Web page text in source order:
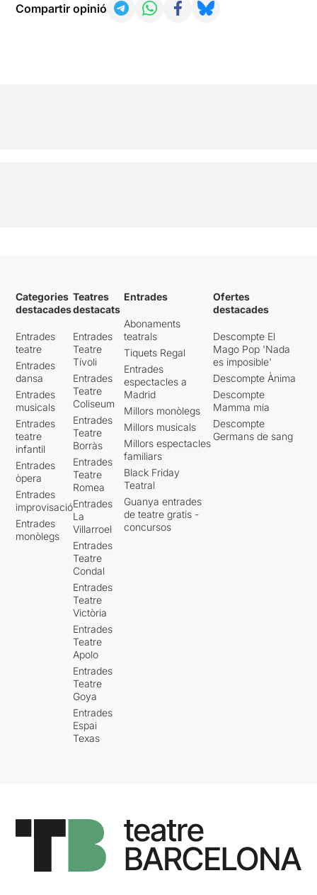
Compartir opinió
Categories
destacades
Entrades
teatre
Entrades
dansa
Entrades
musicals
Entrades
teatre
infantil
Entrades
òpera
Entrades
improvisació
Entrades
monòlegs
Teatres
destacats
Entrades
Teatre
Tívoli
Entrades
Teatre
Coliseum
Entrades
Teatre
Borràs
Entrades
Teatre
Romea
Entrades
La
Villarroel
Entrades
Teatre
Condal
Entrades
Teatre
Victòria
Entrades
Teatre
Apolo
Entrades
Teatre
Goya
Entrades
Espai
Texas
Entrades
Abonaments
teatrals
Tiquets Regal
Entrades
espectacles a
Madrid
Millors monòlegs
Millors musicals
Millors espectacles
familiars
Black Friday
Teatral
Guanya entrades
de teatre gratis -
concursos
Ofertes
destacades
Descompte El
Mago Pop 'Nada
es imposible'
Descompte Ànima
Descompte
Mamma mia
Descompte
Germans de sang